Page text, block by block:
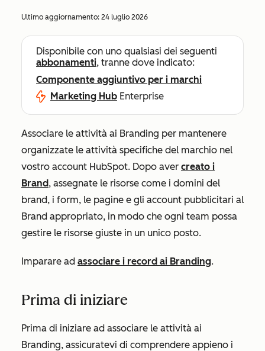
Ultimo aggiornamento: 24 luglio 2026
Disponibile con uno qualsiasi dei seguenti
abbonamenti, tranne dove indicato:
Componente aggiuntivo per i marchi
Marketing Hub Enterprise
Associare le attività ai Branding per mantenere
organizzate le attività specifiche del marchio nel
vostro account HubSpot. Dopo aver creato i
Brand, assegnate le risorse come i domini del
brand, i form, le pagine e gli account pubblicitari al
Brand appropriato, in modo che ogni team possa
gestire le risorse giuste in un unico posto.
Imparare ad associare i record ai Branding.
Prima di iniziare
Prima di iniziare ad associare le attività ai
Branding, assicuratevi di comprendere appieno i